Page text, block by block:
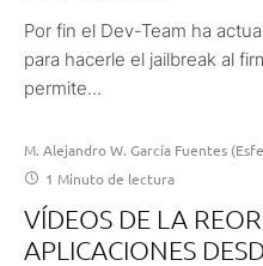
Por fin el Dev-Team ha
para hacerle el jailbreak al
permite...
M. Alejandro W. García Fuentes
1 Minuto de lectura
VÍDEOS DE LA
APLICACIONES